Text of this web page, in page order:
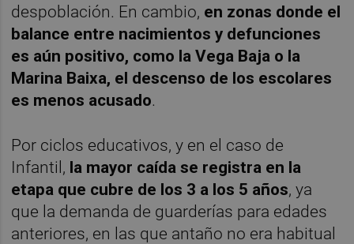
despoblación. En cambio, en zonas donde el
balance entre nacimientos y defunciones
es aún positivo, como la Vega Baja o la
Marina Baixa, el descenso de los escolares
es menos acusado.
Por ciclos educativos, y en el caso de
Infantil, la mayor caída se registra en la
etapa que cubre de los 3 a los 5 años, ya
que la demanda de guarderías para edades
anteriores, en las que antaño no era habitual